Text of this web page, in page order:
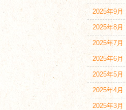
2025年9月
2025年8月
2025年7月
2025年6月
2025年5月
2025年4月
2025年3月